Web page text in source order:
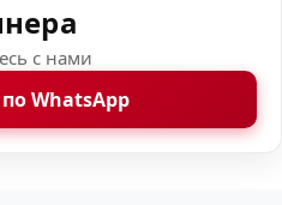
с нами
WhatsApp